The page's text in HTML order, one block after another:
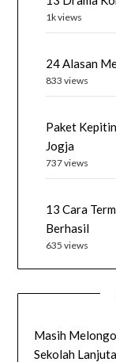
1k views
24 Alasan
833 views
Paket
Jogja
737 views
13 Cara
Berhasil
635 views
Masih
Sekolah